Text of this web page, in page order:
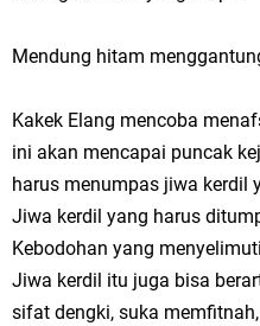
Mendung hitam
Kakek Elang mencoba
ini akan mencapai puncak
harus menumpas jiwa kerdil
Jiwa kerdil yang harus
Kebodohan yang
Jiwa kerdil itu juga bisa
sifat dengki, suka